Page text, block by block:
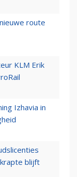
route
KLM Erik
Izhavia in
blijft